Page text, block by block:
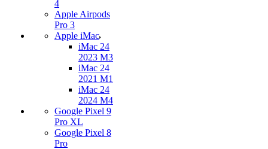
4
Apple Airpods
Pro 3
Apple iMac
iMac 24
2023 M3
iMac 24
2021 M1
iMac 24
2024 M4
Google Pixel 9
Pro XL
Google Pixel 8
Pro